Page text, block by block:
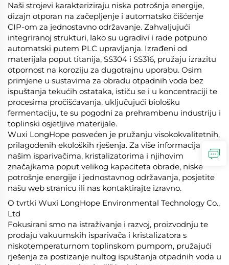
Naši strojevi karakteriziraju niska potrošnja energije,
dizajn otporan na začepljenje i automatsko čišćenje
CIP-om za jednostavno održavanje. Zahvaljujući
integriranoj strukturi, lako su ugradivi i rade potpuno
automatski putem PLC upravljanja. Izrađeni od
materijala poput titanija, SS304 i SS316, pružaju izrazitu
otpornost na koroziju za dugotrajnu uporabu. Osim
primjene u sustavima za obradu otpadnih voda bez
ispuštanja tekućih ostataka, ističu se i u koncentraciji te
procesima pročišćavanja, uključujući biološku
fermentaciju, te su pogodni za prehrambenu industriju i
toplinski osjetljive materijale.
Wuxi LongHope posvećen je pružanju visokokvalitetnih,
prilagođenih ekoloških rješenja. Za više informacija o
našim isparivačima, kristalizatorima i njihovim
značajkama poput velikog kapaciteta obrade, niske
potrošnje energije i jednostavnog održavanja, posjetite
našu web stranicu ili nas kontaktirajte izravno.
O tvrtki Wuxi LongHope Environmental Technology Co.,
Ltd
Fokusirani smo na istraživanje i razvoj, proizvodnju te
prodaju vakuumskih isparivača i kristalizatora s
niskotemperaturnom toplinskom pumpom, pružajući
rješenja za postizanje nultog ispuštanja otpadnih voda u